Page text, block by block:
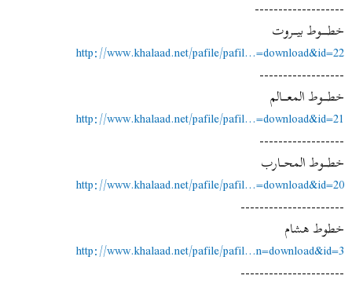
-------------------
خطــــــــوط بيـــــروت
http://www.khalaad.net/pafile/pafil...=download&id=22
------------------
خطــــــوط المعــــــالم
http://www.khalaad.net/pafile/pafil...=download&id=21
------------------
خطـــــوط المحــــارب
http://www.khalaad.net/pafile/pafil...=download&id=20
----------------------
خطوط هشام
http://www.khalaad.net/pafile/pafil...n=download&id=3
----------------------